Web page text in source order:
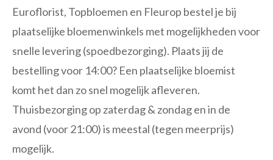
Euroflorist, Topbloemen en Fleurop bestel je bij
plaatselijke bloemenwinkels met mogelijkheden voor
snelle levering (spoedbezorging). Plaats jij de
bestelling voor 14:00? Een plaatselijke bloemist
komt het dan zo snel mogelijk afleveren.
Thuisbezorging op zaterdag & zondag en in de
avond (voor 21:00) is meestal (tegen meerprijs)
mogelijk.